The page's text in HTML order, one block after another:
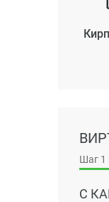
Шаг 1
С